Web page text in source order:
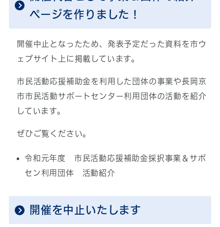
ページを作りました！
開催中止となったため、発表予定だった資料を市ウ
ェブサイト上に掲載しています。
市民活動応援補助金を利用した団体の事業や長岡京
市市民活動サポートセンター利用団体の活動を紹介
しています。
ぜひご覧ください。
令和元年度 市民活動応援補助金採択事業＆サポ
セン利用団体 活動紹介
開催を中止いたします